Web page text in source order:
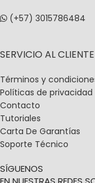
(+57) 3015786484
SERVICIO AL CLIENTE
Términos y
Políticas de privacidad
Contacto
Tutoriales
Carta De Garantías
Soporte Técnico
SÍGUENOS